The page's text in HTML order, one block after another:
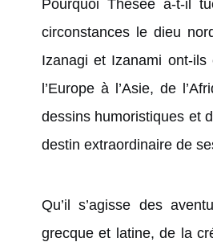
Pourquoi Thésée a-t-il
circonstances le dieu
Izanagi et Izanami ont-
l’Europe à l’Asie, de
dessins humoristiques et
destin extraordinaire de
Qu’il s’agisse des
grecque et latine, de la